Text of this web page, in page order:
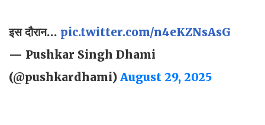
इस दौरान… pic.twitter.com/n4eKZNsAsG
— Pushkar Singh Dhami
(@pushkardhami) August 29, 2025